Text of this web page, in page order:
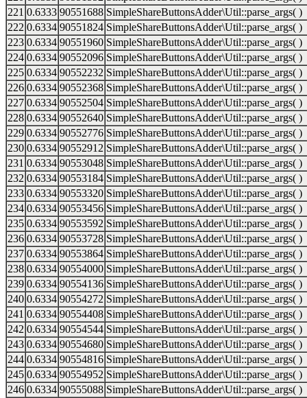
221 0.6333 90551688 SimpleShareButtonsAdder\Util::parse_args( )
222 0.6334 90551824 SimpleShareButtonsAdder\Util::parse_args( )
223 0.6334 90551960 SimpleShareButtonsAdder\Util::parse_args( )
224 0.6334 90552096 SimpleShareButtonsAdder\Util::parse_args( )
225 0.6334 90552232 SimpleShareButtonsAdder\Util::parse_args( )
226 0.6334 90552368 SimpleShareButtonsAdder\Util::parse_args( )
227 0.6334 90552504 SimpleShareButtonsAdder\Util::parse_args( )
228 0.6334 90552640 SimpleShareButtonsAdder\Util::parse_args( )
229 0.6334 90552776 SimpleShareButtonsAdder\Util::parse_args( )
230 0.6334 90552912 SimpleShareButtonsAdder\Util::parse_args( )
231 0.6334 90553048 SimpleShareButtonsAdder\Util::parse_args( )
232 0.6334 90553184 SimpleShareButtonsAdder\Util::parse_args( )
233 0.6334 90553320 SimpleShareButtonsAdder\Util::parse_args( )
234 0.6334 90553456 SimpleShareButtonsAdder\Util::parse_args( )
235 0.6334 90553592 SimpleShareButtonsAdder\Util::parse_args( )
236 0.6334 90553728 SimpleShareButtonsAdder\Util::parse_args( )
237 0.6334 90553864 SimpleShareButtonsAdder\Util::parse_args( )
238 0.6334 90554000 SimpleShareButtonsAdder\Util::parse_args( )
239 0.6334 90554136 SimpleShareButtonsAdder\Util::parse_args( )
240 0.6334 90554272 SimpleShareButtonsAdder\Util::parse_args( )
241 0.6334 90554408 SimpleShareButtonsAdder\Util::parse_args( )
242 0.6334 90554544 SimpleShareButtonsAdder\Util::parse_args( )
243 0.6334 90554680 SimpleShareButtonsAdder\Util::parse_args( )
244 0.6334 90554816 SimpleShareButtonsAdder\Util::parse_args( )
245 0.6334 90554952 SimpleShareButtonsAdder\Util::parse_args( )
246 0.6334 90555088 SimpleShareButtonsAdder\Util::parse_args( )